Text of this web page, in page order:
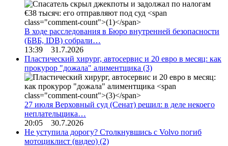
В ходе расследования в Бюро внутренней безопасности
(БВБ, IDB) собрали…
13:39 31.7.2026
Пластический хирург, автосервис и 20 евро в месяц: как
прокурор "дожала" алиментщика (3)
27 июля Верховный суд (Сенат) решил: в деле некоего
неплательщика…
20:05 30.7.2026
Не уступила дорогу? Столкнувшись с Volvo погиб
мотоциклист (видео) (2)